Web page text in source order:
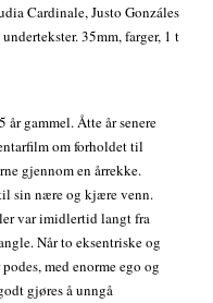
Cardinale, Justo Gonzáles
35mm, farger, 1 t
gammel. Åtte år senere
om forholdet til
gjennom en årrekke.
sin nære og kjære venn.
var imidlertid langt fra
Når to eksentriske og
med enorme ego og
gjøres å unngå